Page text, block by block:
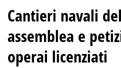
Cantieri navali
assemblea e
operai licenziati